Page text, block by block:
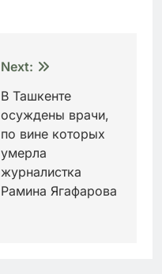
Next:
В Ташкенте
осуждены врачи,
по вине которых
умерла
журналистка
Рамина Ягафарова